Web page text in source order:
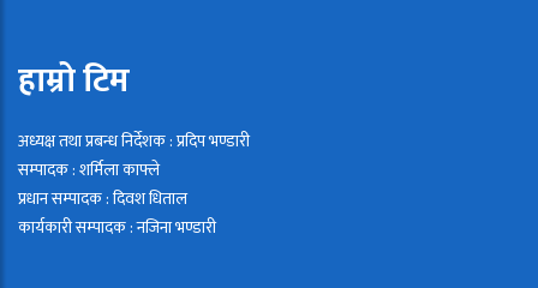
हाम्रो टिम
अध्यक्ष तथा प्रबन्ध निर्देशक : प्रदिप भण्डारी
सम्पादक : शर्मिला काफ्ले
प्रधान सम्पादक : दिवश धिताल
कार्यकारी सम्पादक : नजिना भण्डारी